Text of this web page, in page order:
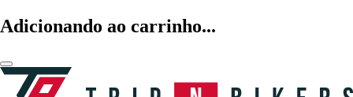
Adicionando ao carrinho...